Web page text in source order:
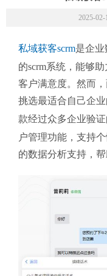
2025-
私域获客scrm是企
的scrm系统，能够
客户满意度。然而
挑选最适合自己企
款经过众多企业验证
户管理功能，支持
的数据分析支持，